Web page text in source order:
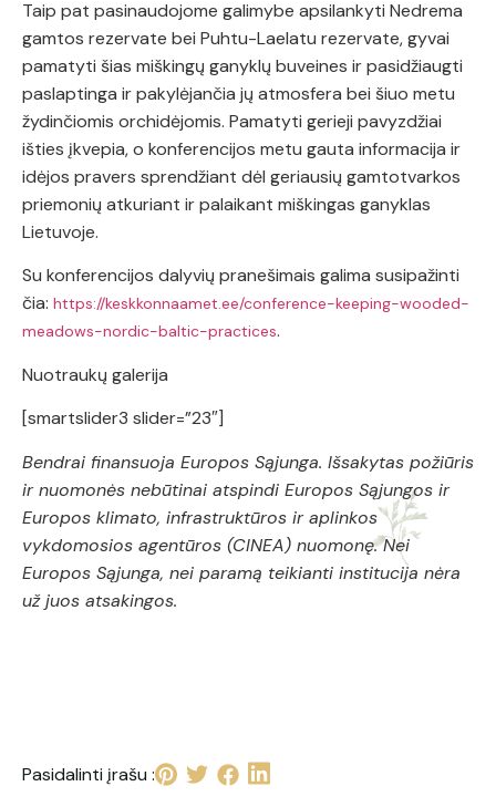
Taip pat pasinaudojome galimybe apsilankyti Nedrema
gamtos rezervate bei Puhtu-Laelatu rezervate, gyvai
pamatyti šias miškingų ganyklų buveines ir pasidžiaugti
paslaptinga ir pakylėjančia jų atmosfera bei šiuo metu
žydinčiomis orchidėjomis. Pamatyti gerieji pavyzdžiai
išties įkvepia, o konferencijos metu gauta informacija ir
idėjos pravers sprendžiant dėl geriausių gamtotvarkos
priemonių atkuriant ir palaikant miškingas ganyklas
Lietuvoje.
Su konferencijos dalyvių pranešimais galima susipažinti
čia: https://keskkonnaamet.ee/conference-keeping-wooded-
meadows-nordic-baltic-practices.
Nuotraukų galerija
[smartslider3 slider=”23″]
Bendrai finansuoja Europos Sąjunga. Išsakytas požiūris
ir nuomonės nebūtinai atspindi Europos Sąjungos ir
Europos klimato, infrastruktūros ir aplinkos
vykdomosios agentūros (CINEA) nuomonę. Nei
Europos Sąjunga, nei paramą teikianti institucija nėra
už juos atsakingos.
Pasidalinti įrašu :